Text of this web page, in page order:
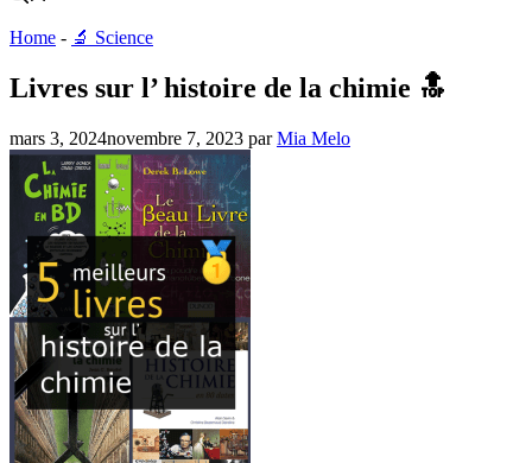
Home - 🔬 Science
Livres sur l’ histoire de la chimie 🔝
mars 3, 2024novembre 7, 2023 parMia Melo